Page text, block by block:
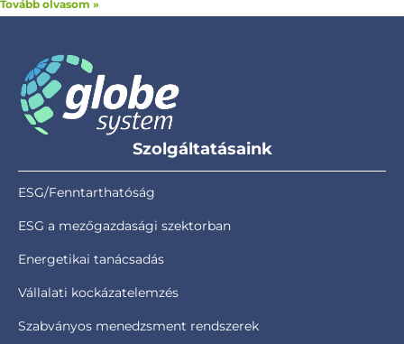
Tovább olvasom »
Szolgáltatásaink
ESG/Fenntarthatóság
ESG a mezőgazdasági szektorban
Energetikai tanácsadás
Vállalati kockázatelemzés
Szabványos menedzsment rendszerek